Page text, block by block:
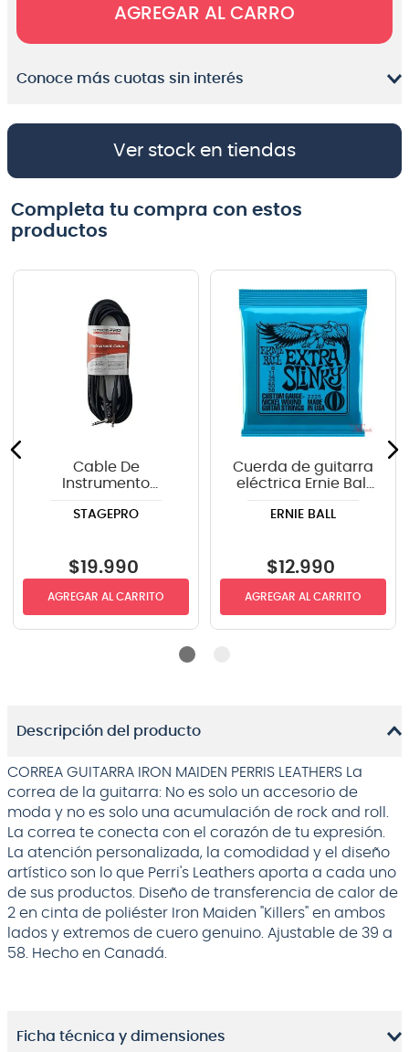
AGREGAR AL CARRO
Conoce más cuotas sin interés
Ver stock en tiendas
Completa tu compra con estos
productos
Cable De
Instrumento
recto-angulo 6mts
STAGEPRO
$19.990
AGREGAR AL CARRITO
Cuerda de guitarra
eléctrica Ernie Ball
8-38
ERNIE BALL
$12.990
AGREGAR AL CARRITO
Descripción del producto
CORREA GUITARRA IRON MAIDEN PERRIS LEATHERS La
correa de la guitarra: No es solo un accesorio de
moda y no es solo una acumulación de rock and roll.
La correa te conecta con el corazón de tu expresión.
La atención personalizada, la comodidad y el diseño
artístico son lo que Perri's Leathers aporta a cada uno
de sus productos. Diseño de transferencia de calor de
2 en cinta de poliéster Iron Maiden "Killers" en ambos
lados y extremos de cuero genuino. Ajustable de 39 a
58. Hecho en Canadá.
Ficha técnica y dimensiones